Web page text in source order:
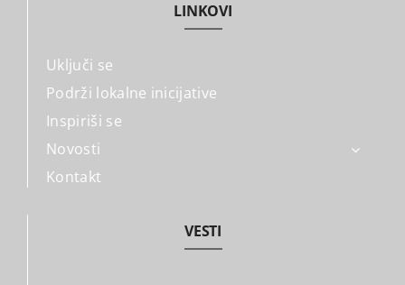
LINKOVI
Uključi se
Podrži lokalne inicijative
Inspiriši se
Novosti
Kontakt
VESTI